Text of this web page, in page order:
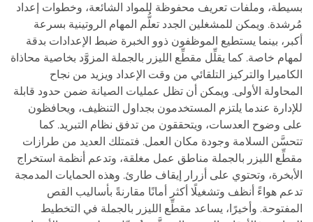
بسيطة، وملفات تعريف محفوظة للمواد الشائعة، وخطوات إعداد
مُرشدة. ويمكن للمشغلين الجدد تعلُّم المهام الروتينية بسرعة
أكبر، بينما يستطيع الموظفون ذوو الخبرة ضبط الإعدادات بدقة
لمهام خاصة. كما يقلِّل مقطِّع الليزر بالجملة المزوَّد بخاصية محاذاة
الكاميرا والتركيز التلقائي من وقت الإعداد ويزيد من نجاح
المحاولة الأولى. ويمكن أن تظل عمليات الصيانة ضمن حدود قابلة
للإدارة عندما يلتزم المستخدمون بجداول التنظيف، ويحافظون
على وضوح العدسات، ويتحققون من تدفق نظام التبريد. كما
تتحسَّن السلامة وجودة مكان العمل. فتمتلك العديد من طرازات
مقطِّع الليزر بالجملة مناطق عمل مغلقة، وتدعم أنظمة استخراج
الأبخرة، وتحتوي على أزرار إيقاف طارئ. وهذه الحمايات المدمجة
تدعم هواءً أنظف وتشغيلًا أكثر أمانًا مقارنةً بأساليب القص
المفتوحة. وأخيرًا، يساعد مقطِّع الليزر بالجملة في التخطيط